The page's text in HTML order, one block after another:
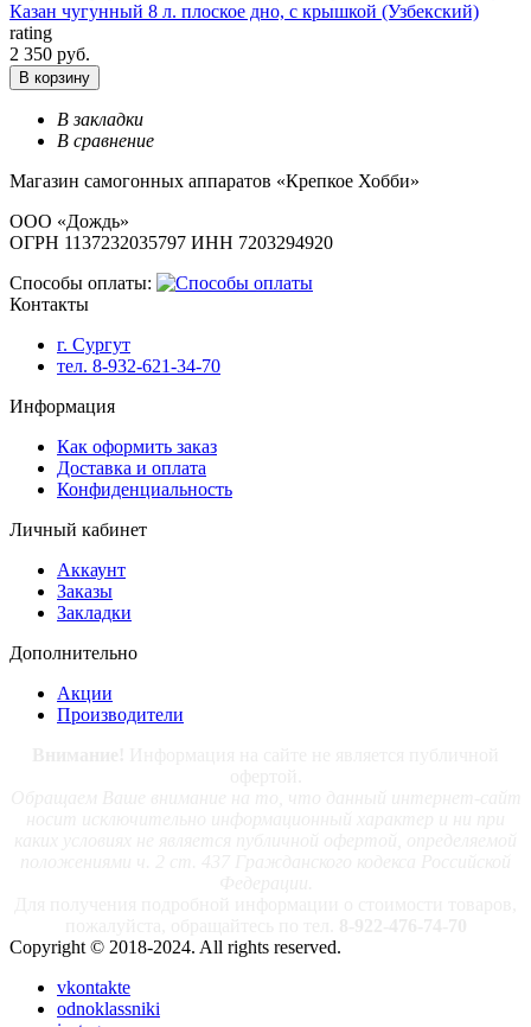
Казан чугунный 8 л. плоское дно, с крышкой (Узбекский)
rating
2 350 руб.
В корзину
В закладки
В сравнение
Магазин самогонных аппаратов «Крепкое Хобби»
ООО «Дождь»
ОГРН 1137232035797 ИНН 7203294920
Способы оплаты:
Контакты
г. Сургут
тел. 8-932-621-34-70
Информация
Как оформить заказ
Доставка и оплата
Конфиденциальность
Личный кабинет
Аккаунт
Заказы
Закладки
Дополнительно
Акции
Производители
Copyright © 2018-2024. All rights reserved.
vkontakte
odnoklassniki